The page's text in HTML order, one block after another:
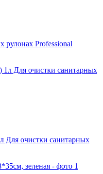
рулонах Professional
очистки санитарных